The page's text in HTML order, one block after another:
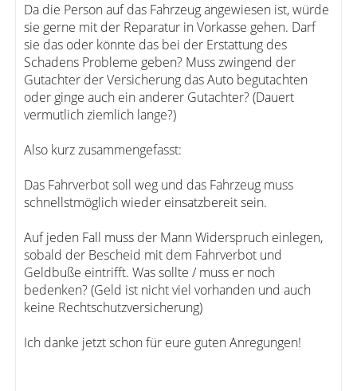
Da die Person auf das Fahrzeug angewiesen ist, würde
sie gerne mit der Reparatur in Vorkasse gehen. Darf
sie das oder könnte das bei der Erstattung des
Schadens Probleme geben? Muss zwingend der
Gutachter der Versicherung das Auto begutachten
oder ginge auch ein anderer Gutachter? (Dauert
vermutlich ziemlich lange?)
Also kurz zusammengefasst:
Das Fahrverbot soll weg und das Fahrzeug muss
schnellstmöglich wieder einsatzbereit sein.
Auf jeden Fall muss der Mann Widerspruch einlegen,
sobald der Bescheid mit dem Fahrverbot und
Geldbuße eintrifft. Was sollte / muss er noch
bedenken? (Geld ist nicht viel vorhanden und auch
keine Rechtschutzversicherung)
Ich danke jetzt schon für eure guten Anregungen!